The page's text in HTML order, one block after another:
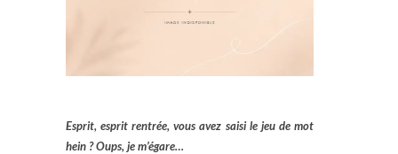
Esprit, esprit rentrée, vous avez saisi le jeu de mot
hein ? Oups, je m’égare…